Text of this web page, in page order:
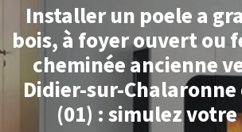
Installer un poele a
bois, à foyer ouvert ou
cheminée ancienne
Didier-sur-
(01) : simulez